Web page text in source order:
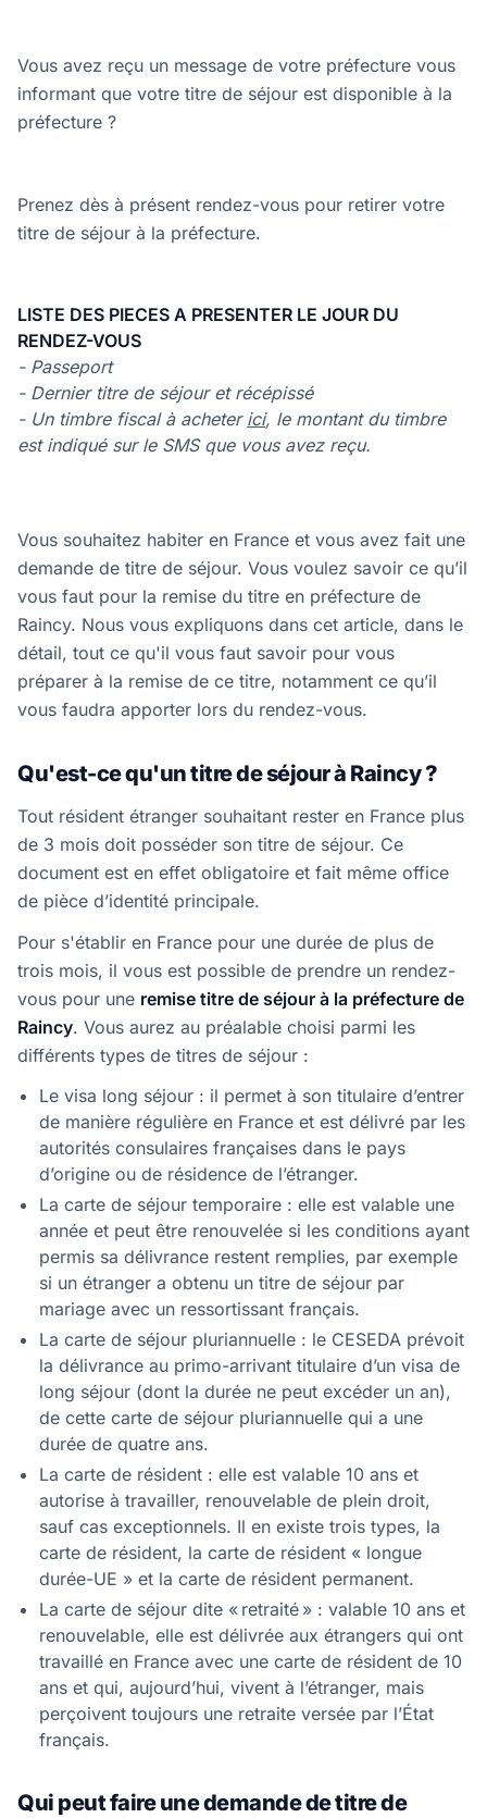
Vous avez reçu un message de votre préfecture vous
informant que votre titre de séjour est disponible à la
préfecture ?
Prenez dès à présent rendez-vous pour retirer votre
titre de séjour à la préfecture.
LISTE DES PIECES A PRESENTER LE JOUR DU
RENDEZ-VOUS
- Passeport
- Dernier titre de séjour et récépissé
- Un timbre fiscal à acheter ici, le montant du timbre
est indiqué sur le SMS que vous avez reçu.
Vous souhaitez habiter en France et vous avez fait une
demande de titre de séjour. Vous voulez savoir ce qu’il
vous faut pour la remise du titre en préfecture de
Raincy. Nous vous expliquons dans cet article, dans le
détail, tout ce qu'il vous faut savoir pour vous
préparer à la remise de ce titre, notamment ce qu’il
vous faudra apporter lors du rendez-vous.
Qu'est-ce qu'un titre de séjour à Raincy ?
Tout résident étranger souhaitant rester en France plus
de 3 mois doit posséder son titre de séjour. Ce
document est en effet obligatoire et fait même office
de pièce d’identité principale.
Pour s'établir en France pour une durée de plus de
trois mois, il vous est possible de prendre un rendez-
vous pour une remise titre de séjour à la préfecture de
Raincy. Vous aurez au préalable choisi parmi les
différents types de titres de séjour :
Le visa long séjour : il permet à son titulaire d’entrer
de manière régulière en France et est délivré par les
autorités consulaires françaises dans le pays
d’origine ou de résidence de l’étranger.
La carte de séjour temporaire : elle est valable une
année et peut être renouvelée si les conditions ayant
permis sa délivrance restent remplies, par exemple
si un étranger a obtenu un titre de séjour par
mariage avec un ressortissant français.
La carte de séjour pluriannuelle : le CESEDA prévoit
la délivrance au primo-arrivant titulaire d’un visa de
long séjour (dont la durée ne peut excéder un an),
de cette carte de séjour pluriannuelle qui a une
durée de quatre ans.
La carte de résident : elle est valable 10 ans et
autorise à travailler, renouvelable de plein droit,
sauf cas exceptionnels. Il en existe trois types, la
carte de résident, la carte de résident « longue
durée-UE » et la carte de résident permanent.
La carte de séjour dite « retraité » : valable 10 ans et
renouvelable, elle est délivrée aux étrangers qui ont
travaillé en France avec une carte de résident de 10
ans et qui, aujourd’hui, vivent à l’étranger, mais
perçoivent toujours une retraite versée par l’État
français.
Qui peut faire une demande de titre de